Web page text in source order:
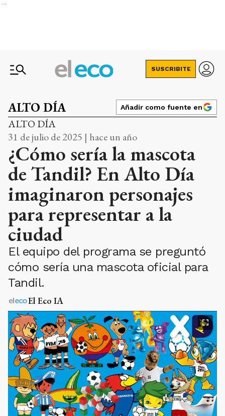
Ads
SUSCRIBITE
ALTO DÍA Añadir como fuente en
ALTO DÍA
31 de julio de 2025 | hace un año
¿Cómo sería la mascota
de Tandil? En Alto Día
imaginaron personajes
para representar a la
ciudad
El equipo del programa se preguntó
cómo sería una mascota oficial para
Tandil.
El Eco IA